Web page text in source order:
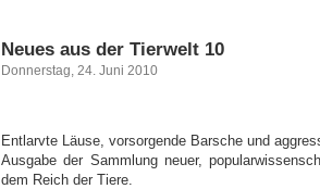
Neues aus der Tierwelt 10
Donnerstag, 24. Juni 2010
Entlarvte Läuse, vorsorgende Barsche und
Ausgabe der Sammlung neuer,
dem Reich der Tiere.